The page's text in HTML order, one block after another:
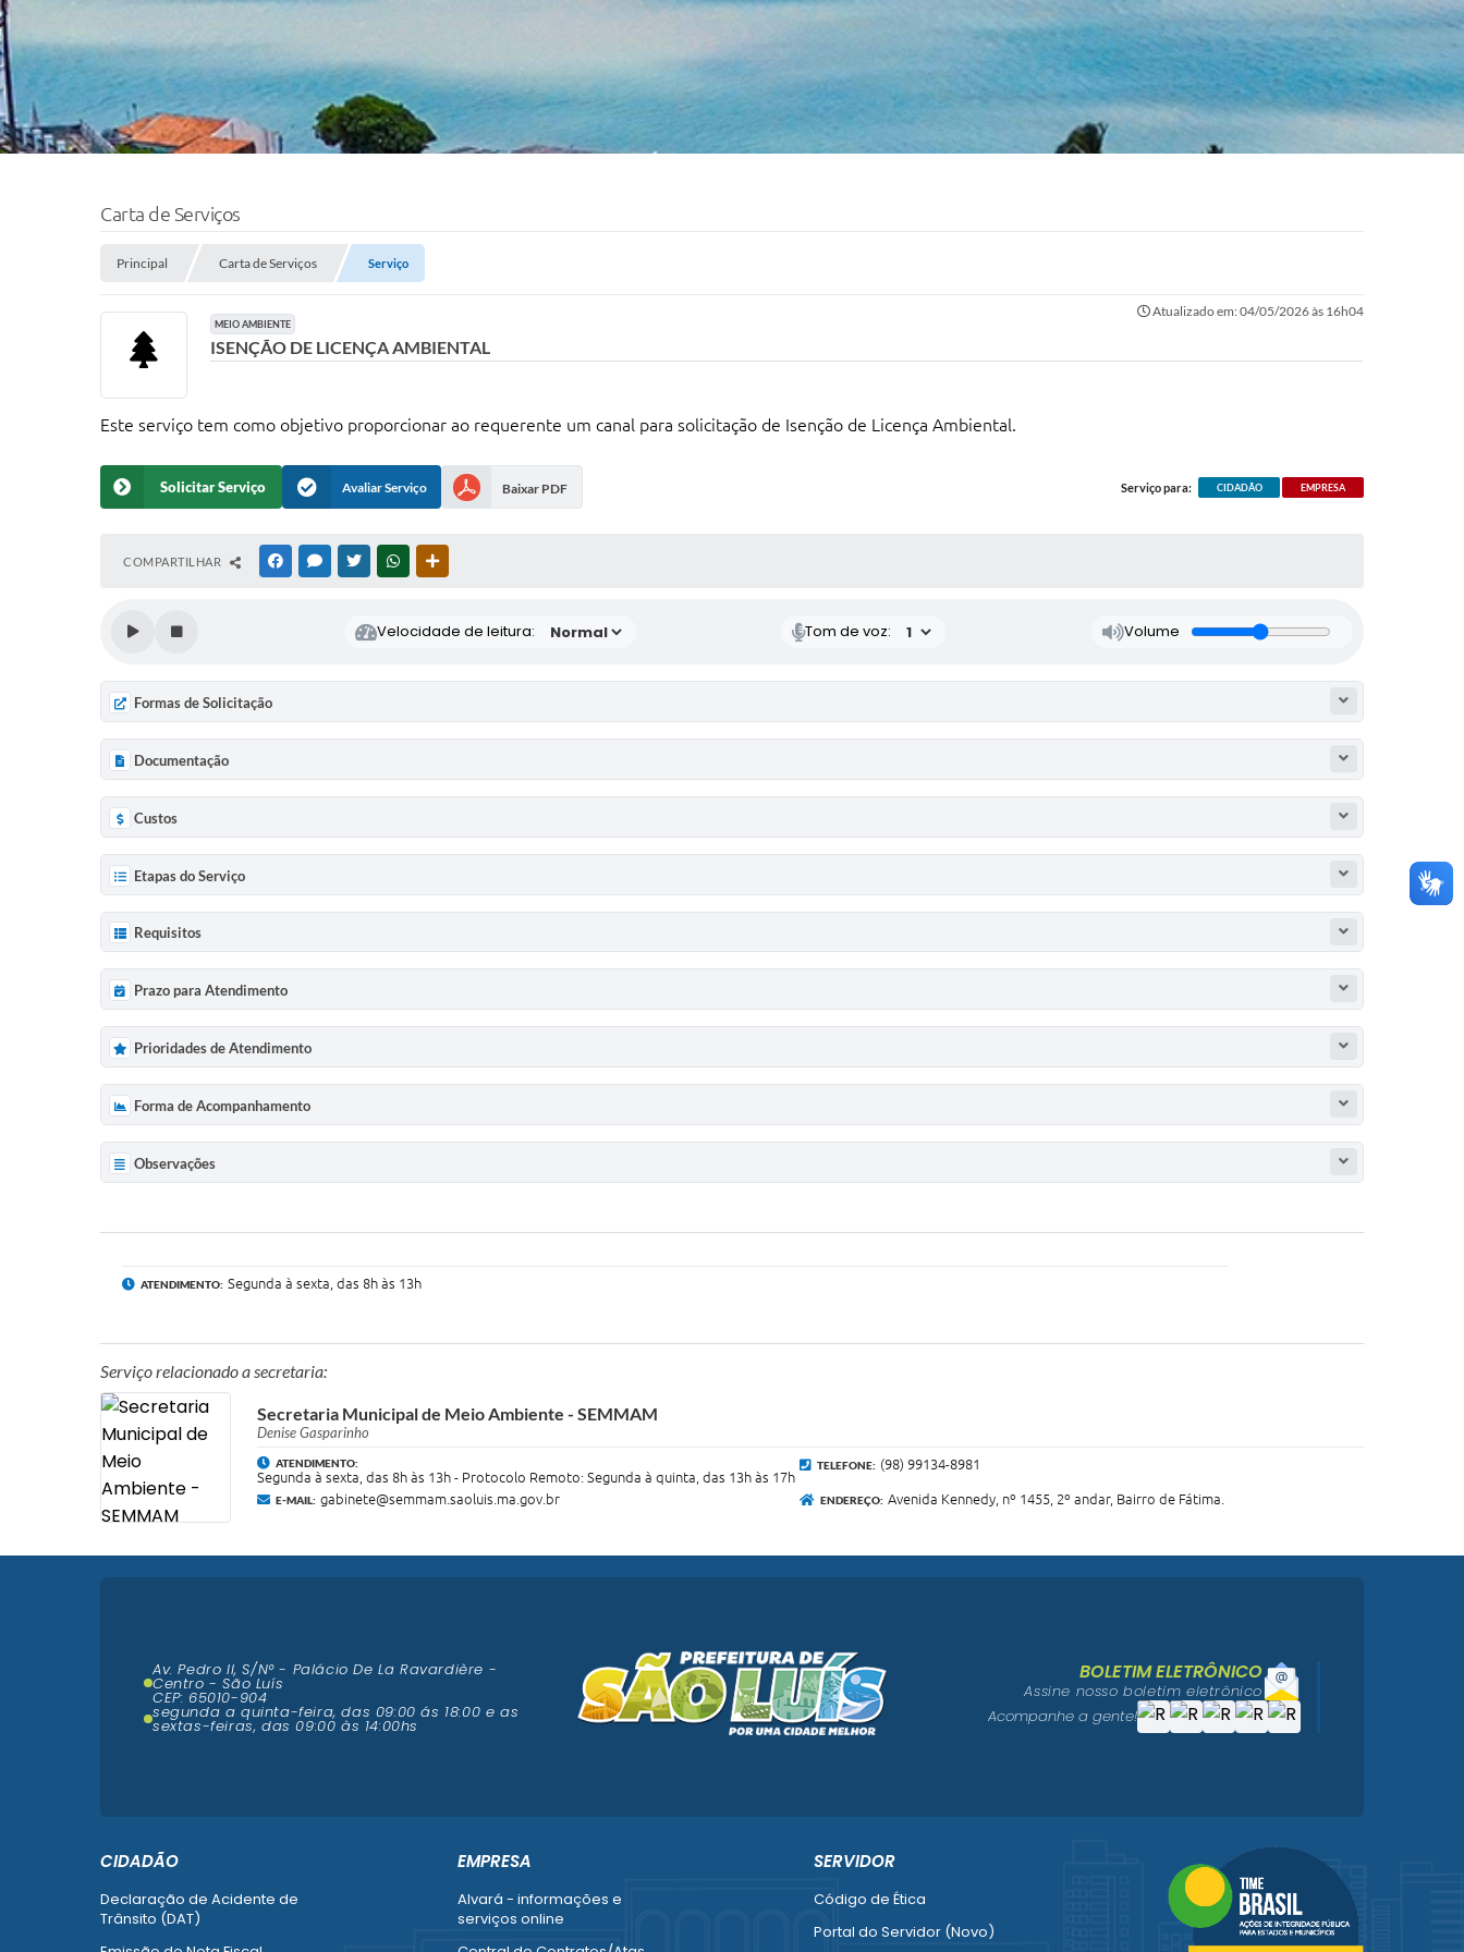
Carta de Serviços
Principal Carta de Serviços Serviço
Atualizado em: 04/05/2026 às 16h04
MEIO AMBIENTE
ISENÇÃO DE LICENÇA AMBIENTAL
Este serviço tem como objetivo proporcionar ao requerente um canal para solicitação de Isenção de Licença Ambiental.
Solicitar Serviço Avaliar Serviço Baixar PDF Serviço para: CIDADÃO EMPRESA
COMPARTILHAR FACEBOOKMESSENGER
TWITTERWHATSAPP
Velocidade de leitura: Tom de voz: Volume
Formas de Solicitação
Documentação
Custos
Etapas do Serviço
Requisitos
Prazo para Atendimento
Prioridades de Atendimento
Forma de Acompanhamento
Observações
ATENDIMENTO: Segunda à sexta, das 8h às 13h
Serviço relacionado a secretaria:
Secretaria Municipal de Meio Ambiente - SEMMAM
Denise Gasparinho
ATENDIMENTO:
Segunda à sexta, das 8h às 13h - Protocolo Remoto: Segunda à quinta, das 13h às 17h
TELEFONE: (98) 99134-8981
E-MAIL: gabinete@semmam.saoluis.ma.gov.br ENDEREÇO: Avenida Kennedy, nº 1455, 2º andar, Bairro de Fátima.
CIDADÃO
Declaração de Acidente de
Trânsito (DAT)
EMPRESA
Alvará - informações e
serviços online
SERVIDOR
Código de Ética
Portal do Servidor (Novo)
Av. Pedro II, S/N° - Palácio De La Ravardière -
Centro - São Luís
CEP: 65010-904
segunda a quinta-feira, das 09:00 ás 18:00 e as
sextas-feiras, das 09:00 às 14:00hs
BOLETIM ELETRÔNICO
Assine nosso boletim eletrônico
Acompanhe a gente!